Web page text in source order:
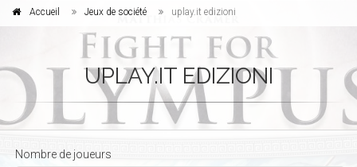
Accueil Jeux de société uplay.it edizioni
UPLAY.IT EDIZIONI
Nombre de joueurs